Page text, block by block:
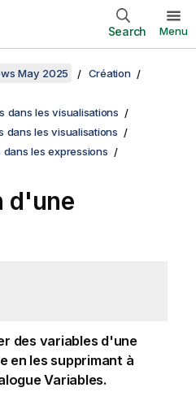
Search Menu
May 2025
Création
dans les visualisations
dans les visualisations
les expressions
d'une
des variables d'une
en les supprimant à
Variables.